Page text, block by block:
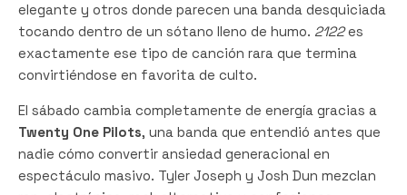
elegante y otros donde parecen una banda desquiciada
tocando dentro de un sótano lleno de humo. 2122es
exactamente ese tipo de canción rara que termina
convirtiéndose en favorita de culto.
El sábado cambia completamente de energía gracias a
Twenty One Pilots, una banda que entendió antes que
nadie cómo convertir ansiedad generacional en
espectáculo masivo. Tyler Joseph y Josh Dun mezclan